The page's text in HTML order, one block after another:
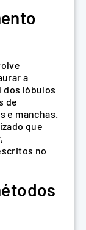
a
dos lóbulos
de
e manchas.
que
no